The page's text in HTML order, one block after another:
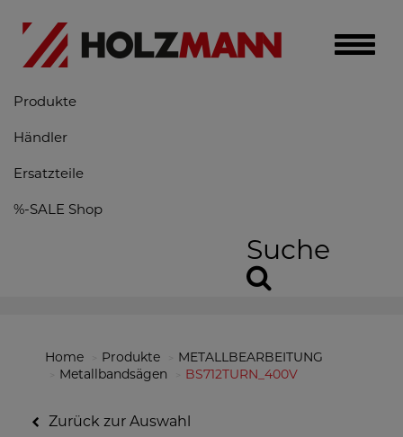
Toggle
Produkte
Händler
Ersatzteile
%-SALE Shop
Suche
Home Produkte
METALLBEARBEITUNG
Metallbandsägen
BS712TURN_400V
Zurück zur Auswahl